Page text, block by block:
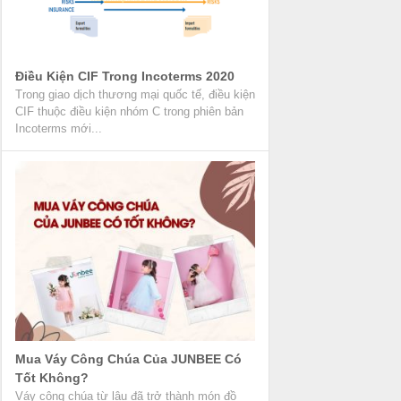
Điều Kiện CIF Trong Incoterms 2020
Trong giao dịch thương mại quốc tế, điều kiện
CIF thuộc điều kiện nhóm C trong phiên bản
Incoterms mới...
Mua Váy Công Chúa Của JUNBEE Có
Tốt Không?
Váy công chúa từ lâu đã trở thành món đồ